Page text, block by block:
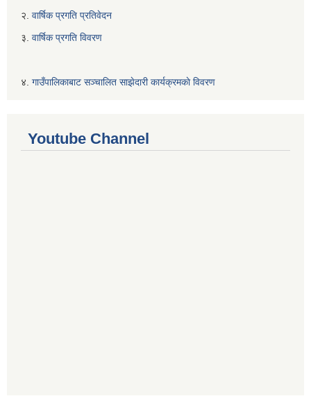
२. वार्षिक प्रगति प्रतिवेदन
३. वार्षिक प्रगति विवरण
४. गाउँपालिकाबाट सञ्चालित साझेदारी कार्यक्रमकाे विवरण
Youtube Channel